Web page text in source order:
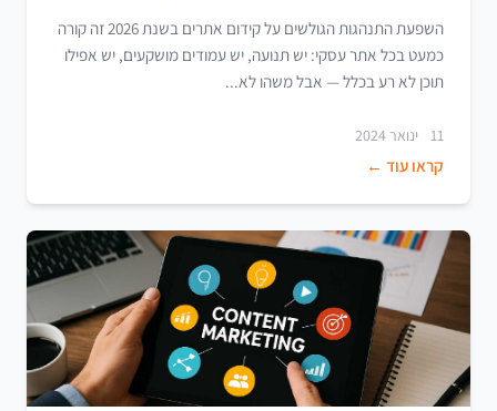
השפעת התנהגות הגולשים על קידום אתרים בשנת 2026 זה קורה
כמעט בכל אתר עסקי: יש תנועה, יש עמודים מושקעים, יש אפילו
תוכן לא רע בכלל — אבל משהו לא...
11 ינואר 2024
קראו עוד ←